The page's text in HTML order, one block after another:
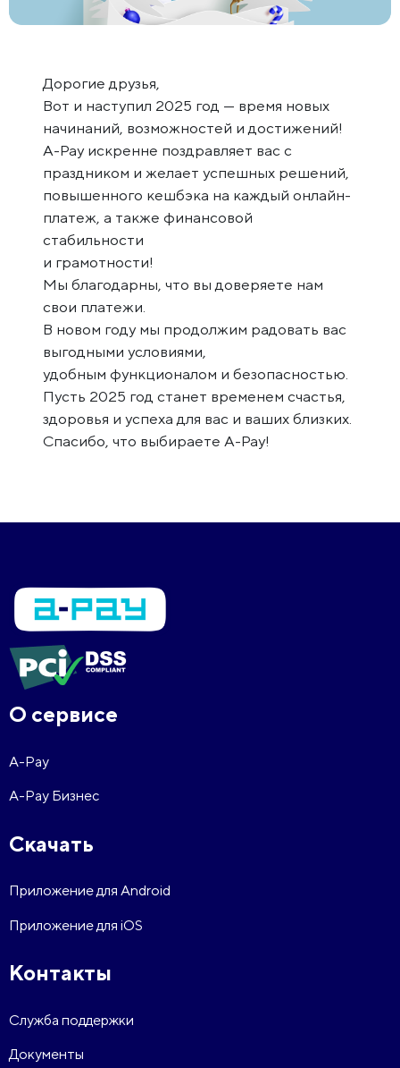
Дорогие друзья,
Вот и наступил 2025 год — время новых
начинаний, возможностей и достижений!
A-Pay искренне поздравляет вас с
праздником и желает успешных решений,
повышенного кешбэка на каждый онлайн-
платеж, а также финансовой
стабильности
и грамотности!
Мы благодарны, что вы доверяете нам
свои платежи.
В новом году мы продолжим радовать вас
выгодными условиями,
удобным функционалом и безопасностью.
Пусть 2025 год станет временем счастья,
здоровья и успеха для вас и ваших близких.
Спасибо, что выбираете A-Pay!
О сервисе
A-Pay
A-Pay Бизнес
Скачать
Приложение для Android
Приложение для iOS
Контакты
Служба поддержки
Документы